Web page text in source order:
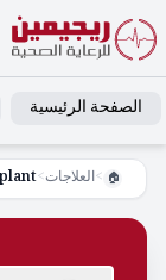
الصفحة الرئيسية
🏠
>العلاجات>